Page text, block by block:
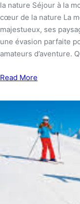
la nature Séjour à la
cœur de la nature La
majestueux, ses
une évasion parfaite
amateurs d’aventure.
Read More